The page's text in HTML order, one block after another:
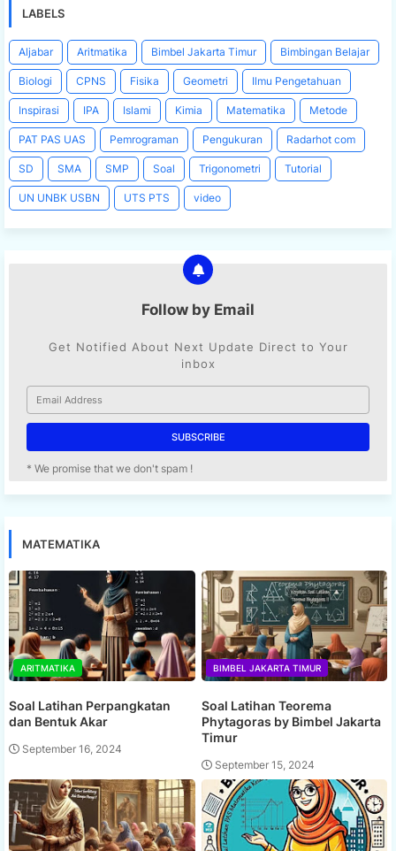
LABELS
Aljabar Aritmatika Bimbel Jakarta Timur Bimbingan Belajar
Biologi CPNS Fisika Geometri Ilmu Pengetahuan
Inspirasi IPA Islami Kimia Matematika Metode
PAT PAS UAS Pemrograman Pengukuran Radarhot com
SD SMA SMP Soal Trigonometri Tutorial
UN UNBK USBN UTS PTS video
Follow by Email
Get Notified About Next Update Direct to Your
inbox
* We promise that we don't spam !
MATEMATIKA
ARITMATIKA
Soal Latihan Perpangkatan
dan Bentuk Akar
September 16, 2024
BIMBEL JAKARTA TIMUR
Soal Latihan Teorema
Phytagoras by Bimbel Jakarta
Timur
September 15, 2024